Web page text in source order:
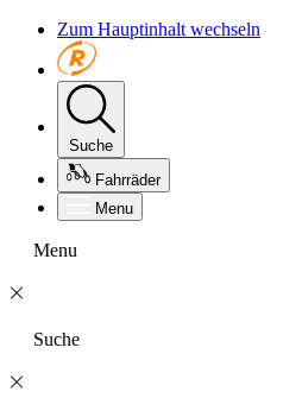
Zum Hauptinhalt wechseln
Suche
Fahrräder
Menu
Menu
Suche